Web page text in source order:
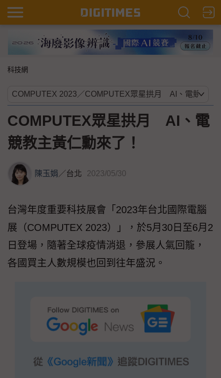
科技網
COMPUTEX眾星拱月 AI、電
競教主黃仁勳來了！
陳玉娟／台北 2023/05/30
台灣年度重要科技展會「2023年台北國際電腦
展（COMPUTEX 2023）」，於5月30日至6月2
日登場，隨著全球疫情消退，參展人氣回籠，
各國買主人數規模也回到往年盛況。